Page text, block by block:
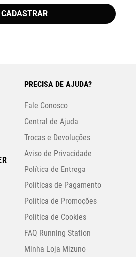
.
CADASTRAR
PRECISA DE AJUDA?
Fale Conosco
Central de Ajuda
Trocas e Devoluções
Aviso de Privacidade
Política de Entrega
Políticas de Pagamento
Política de Promoções
Política de Cookies
FAQ Running Station
Minha Loja Mizuno